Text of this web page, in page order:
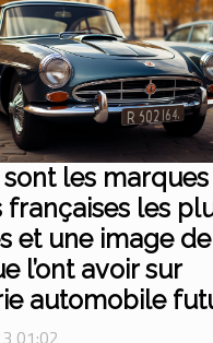
les
françaises les
et une image de
l’ont avoir sur
automobile